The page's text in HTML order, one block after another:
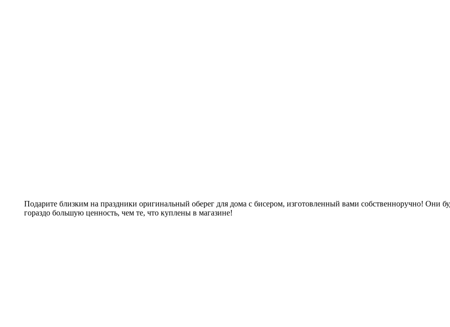
Подарите близким на праздники оригинальный оберег для дома с бисером, изготовленный вами собственноручно! Они
гораздо большую ценность, чем те, что куплены в магазине!